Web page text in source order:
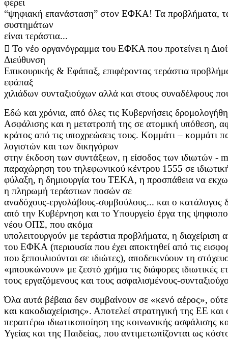
φέρει
“ψηφιακή επανάσταση” στον ΕΦΚΑ! Τα προβλήματα, τα
συστημάτων
είναι τεράστια...
 Το νέο οργανόγραμμα του ΕΦΚΑ που προτείνει η
Διεύθυνση
Επικουρικής & Εφάπαξ, επιφέροντας τεράστια
εφάπαξ
χιλιάδων συνταξιούχων αλλά και στους συναδέλφους
Εδώ και χρόνια, από όλες τις Κυβερνήσεις
Ασφάλισης και η μετατροπή της σε ατομική υπόθεση,
κράτος από τις υποχρεώσεις τους. Κομμάτι – κομμάτι
λογιστών και των δικηγόρων
στην έκδοση των συντάξεων, η είσοδος των ιδιωτών -
παραχώρηση του τηλεφωνικού κέντρου 1555 σε
φύλαξη, η δημιουργία του ΤΕΚΑ, η προσπάθεια να
η πληρωμή τεράστιων ποσών σε
αναδόχους-εργολάβους-συμβούλους... και ο κατάλογος
από την Κυβέρνηση και το Υπουργείο έργα της
νέου ΟΠΣ, που ακόμα
υπολειτουργούν με τεράστια προβλήματα, η
του ΕΦΚΑ (περιουσία που έχει αποκτηθεί από τις
που ξεπουλιούνται σε ιδιώτες), αποδεικνύουν τη
«μπουκώνουν» με ζεστό χρήμα τις διάφορες ιδιωτικές
τους εργαζόμενους και τους ασφαλισμένους-
Όλα αυτά βέβαια δεν συμβαίνουν σε «κενό αέρος», ούτε
και κακοδιαχείρισης». Αποτελεί στρατηγική της ΕΕ
περαιτέρω ιδιωτικοποίηση της κοινωνικής
Υγείας και της Παιδείας, που αντιμετωπίζονται ως